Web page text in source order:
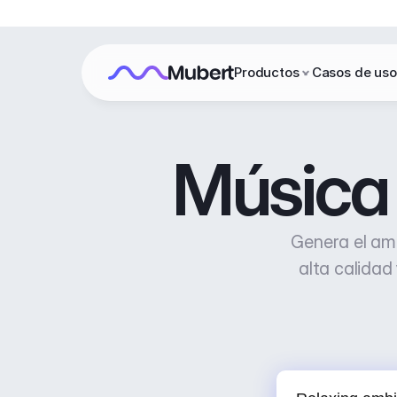
Genera el
alta calidad
Productos Casos de uso